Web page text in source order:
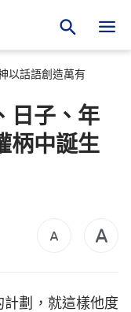
以話語創造萬有
日子、年
柄中誕生
劃，就這樣他度